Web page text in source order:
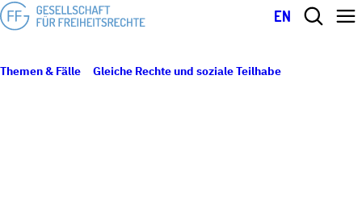
EN
Themen & Fälle Gleiche Rechte und soziale Teilhabe
13. Mai 2020